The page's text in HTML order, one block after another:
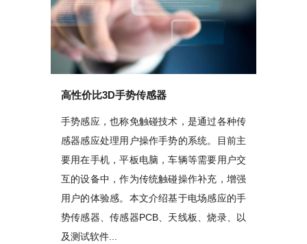
高性价比3D手势传感器
手势感应，也称免触碰技术，是通过各种传
感器感应处理用户操作手势的系统。目前主
要用在手机，平板电脑，车辆等需要用户交
互的设备中，作为传统触碰操作补充，增强
用户的体验感。本文介绍基于电场感应的手
势传感器、传感器PCB、天线板、烧录、以
及测试软件...